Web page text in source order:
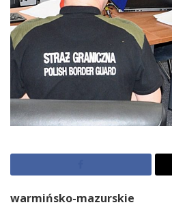
warmińsko-mazurskie